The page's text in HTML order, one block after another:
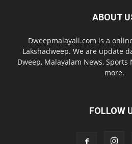
ABOUT
Dweepmalayali.com is a
Lakshadweep. We are update
Dweep, Malayalam News, Sports
more.
FOLLOW